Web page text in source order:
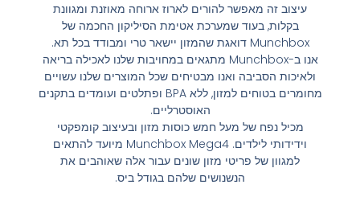
עיצוב זה מאפשר להורים לארוז ארוחה מאוזנת ומגוונת
בקלות, בעוד שמערכת אטימת הסיליקון החכמה של
Munchbox דואגת שהמזון יישאר טרי ומבודד בכל תא.
אנו ב-Munchbox מתגאים במחויבות שלנו לאכילה בריאה
ולאיכות הסביבה ואנו מבטיחים שכל המוצרים שלנו עשויים
מחומרים בטוחים למזון, ללא BPA ופתלטים ועומדים בתקנים
האוסטרליים.
מכיל נפח של מעל חמש כוסות מזון ובעיצוב קומפקטי
וידידותי לילדים. Munchbox Mega4 מיועד להתאים
למגוון של פריטי מזון שונים עבור אלה שאוהבים את
הנשנושים שלהם בגודל ביס.